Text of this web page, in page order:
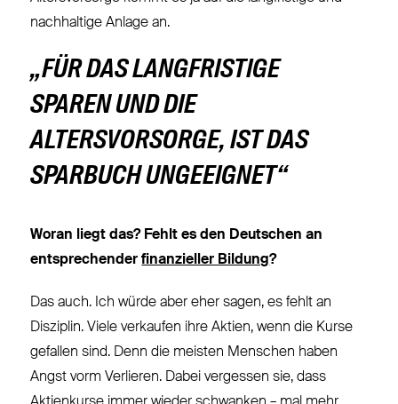
nachhaltige Anlage an.
„FÜR DAS LANGFRISTIGE
SPAREN UND DIE
ALTERSVORSORGE, IST DAS
SPARBUCH UNGEEIGNET“
Woran liegt das? Fehlt es den Deutschen an
entsprechenderfinanzieller Bildung?
Das auch. Ich würde aber eher sagen, es fehlt an
Disziplin. Viele verkaufen ihre Aktien, wenn die Kurse
gefallen sind. Denn die meisten Menschen haben
Angst vorm Verlieren. Dabei vergessen sie, dass